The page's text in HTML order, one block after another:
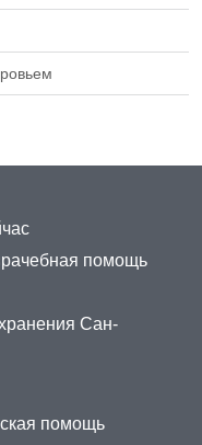
помощь
Сан-
помощь